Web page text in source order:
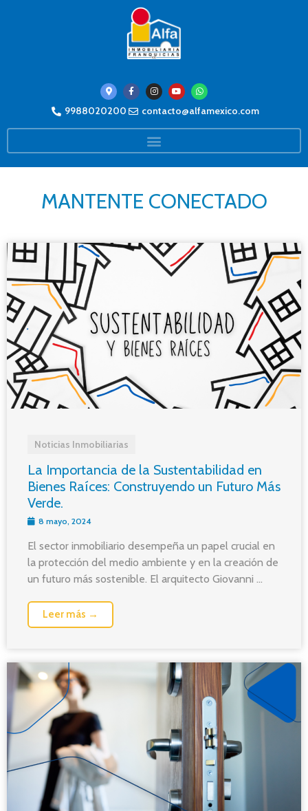
9988020200 contacto@alfamexico.com
MANTENTE CONECTADO
Noticias Inmobiliarias
La Importancia de la Sustentabilidad en
Bienes Raíces: Construyendo un Futuro Más
Verde.
8 mayo, 2024
El sector inmobiliario desempeña un papel crucial en
la protección del medio ambiente y en la creación de
un futuro más sostenible. El arquitecto Giovanni ...
Leer más →